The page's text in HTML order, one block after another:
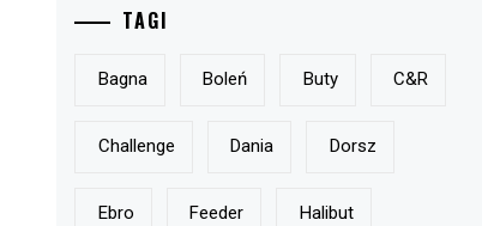
TAGI
Bagna Boleń Buty C&r
Challenge Dania Dorsz
Ebro Feeder Halibut